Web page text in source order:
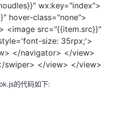
wx:key="index">
hover-class="none">
<image src="{{item.src}}"
size: 35rpx;'>
</navigator> </view>
swiper> </view> </view>
的代码如下: